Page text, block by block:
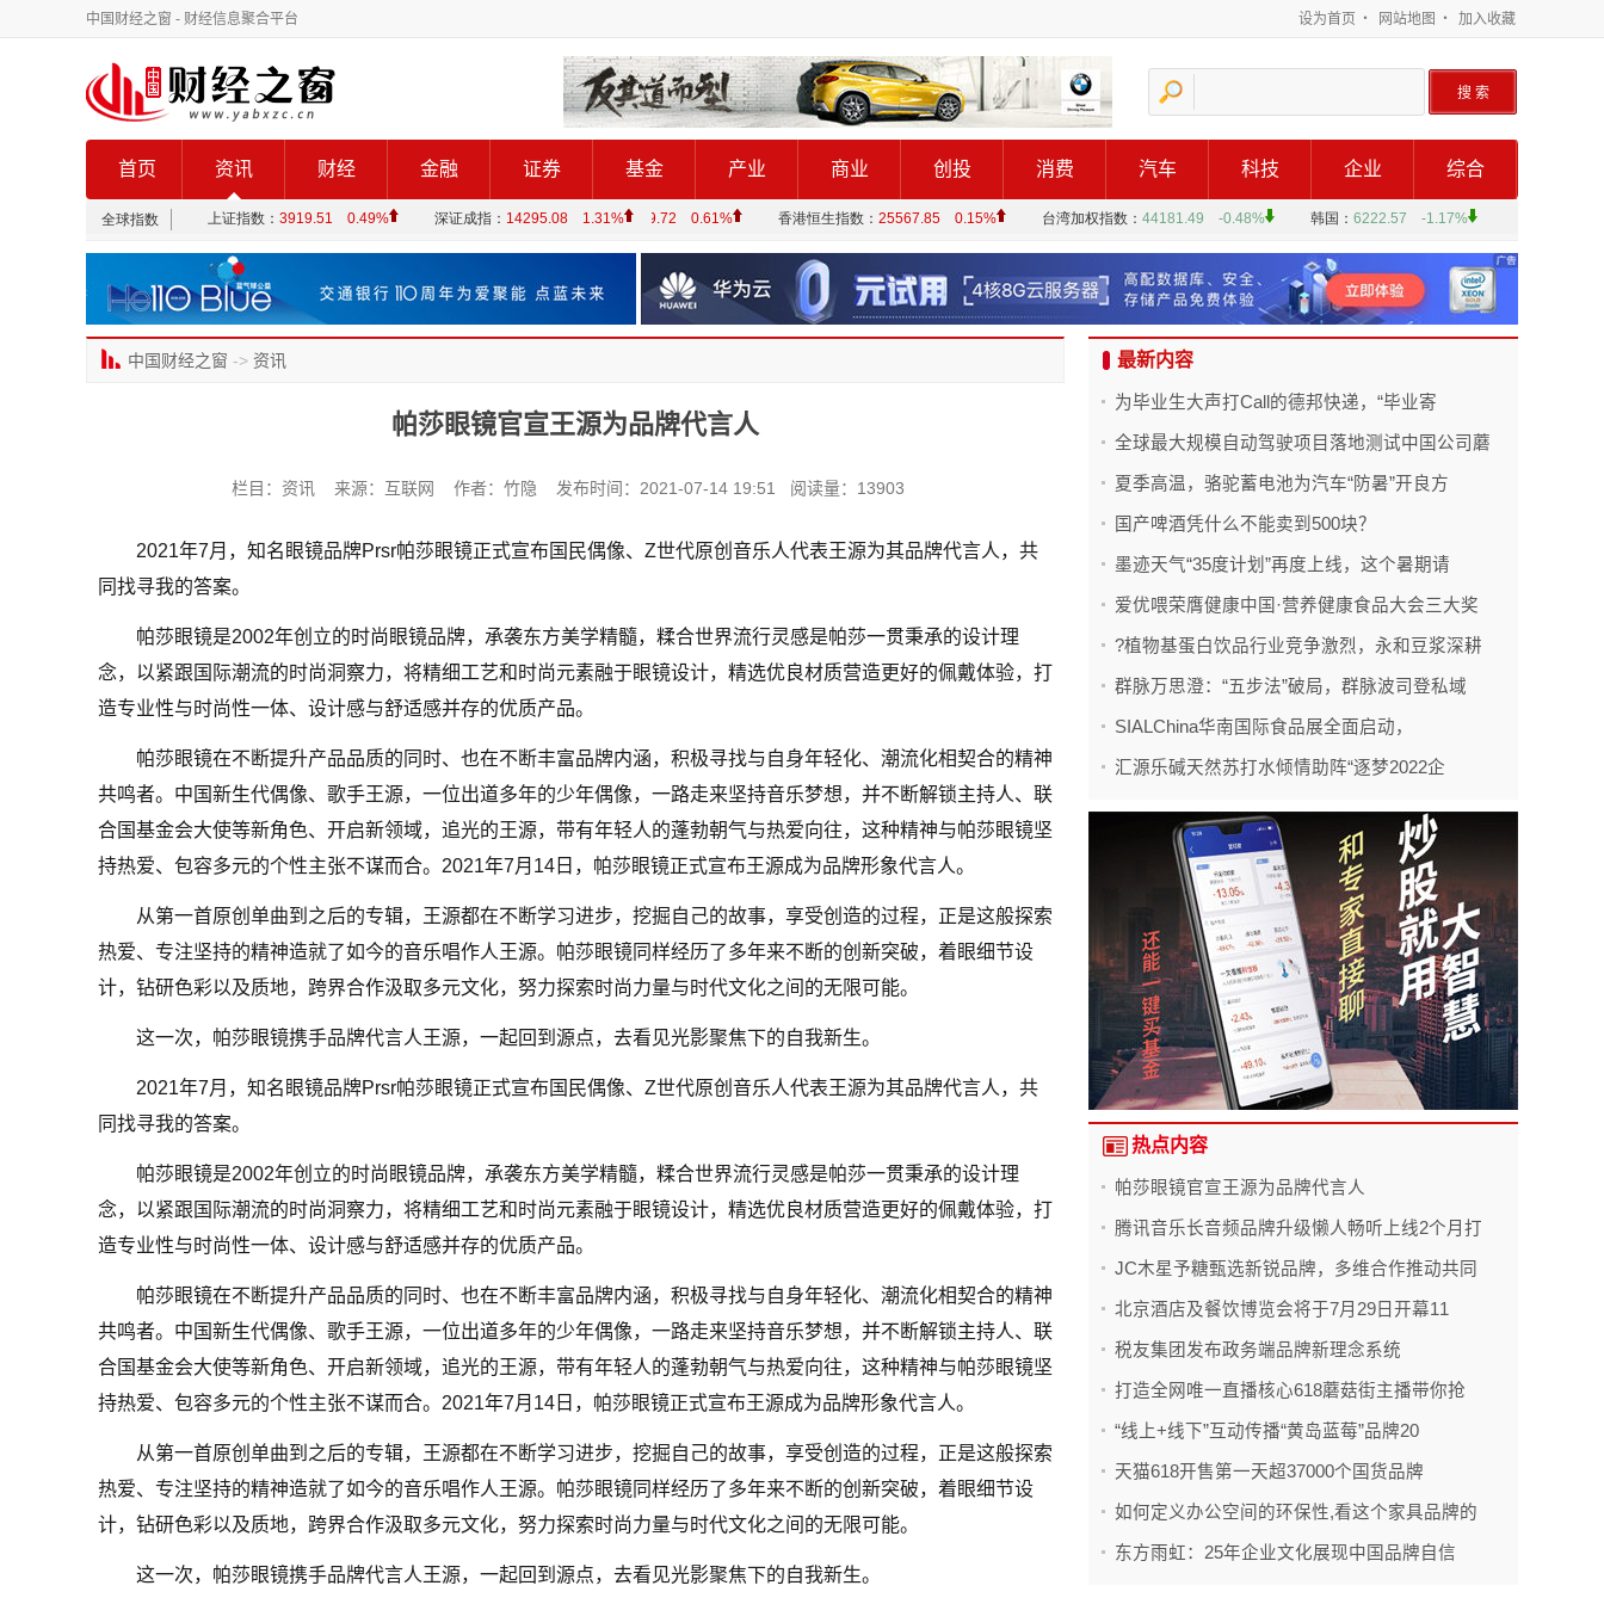
中国财经之窗 - 财经信息聚合平台 设为首页 ・ 网站地图 ・ 加入收藏
首页 资讯 财经 金融 证券 基金 产业 商业 创投 消费 汽车 科技 企业 综合
中国财经之窗 -> 资讯
帕莎眼镜官宣王源为品牌代言人
栏目：资讯 来源：互联网 作者：竹隐 发布时间：2021-07-14 19:51 阅读量：13903
2021年7月，知名眼镜品牌Prsr帕莎眼镜正式宣布国民偶像、Z世代原创音乐人代表王源为其品牌代言人，共
同找寻我的答案。
帕莎眼镜是2002年创立的时尚眼镜品牌，承袭东方美学精髓，糅合世界流行灵感是帕莎一贯秉承的设计理
念，以紧跟国际潮流的时尚洞察力，将精细工艺和时尚元素融于眼镜设计，精选优良材质营造更好的佩戴体验，打
造专业性与时尚性一体、设计感与舒适感并存的优质产品。
帕莎眼镜在不断提升产品品质的同时、也在不断丰富品牌内涵，积极寻找与自身年轻化、潮流化相契合的精神
共鸣者。中国新生代偶像、歌手王源，一位出道多年的少年偶像，一路走来坚持音乐梦想，并不断解锁主持人、联
合国基金会大使等新角色、开启新领域，追光的王源，带有年轻人的蓬勃朝气与热爱向往，这种精神与帕莎眼镜坚
持热爱、包容多元的个性主张不谋而合。2021年7月14日，帕莎眼镜正式宣布王源成为品牌形象代言人。
从第一首原创单曲到之后的专辑，王源都在不断学习进步，挖掘自己的故事，享受创造的过程，正是这般探索
热爱、专注坚持的精神造就了如今的音乐唱作人王源。帕莎眼镜同样经历了多年来不断的创新突破，着眼细节设
计，钻研色彩以及质地，跨界合作汲取多元文化，努力探索时尚力量与时代文化之间的无限可能。
这一次，帕莎眼镜携手品牌代言人王源，一起回到源点，去看见光影聚焦下的自我新生。
2021年7月，知名眼镜品牌Prsr帕莎眼镜正式宣布国民偶像、Z世代原创音乐人代表王源为其品牌代言人，共
同找寻我的答案。
帕莎眼镜是2002年创立的时尚眼镜品牌，承袭东方美学精髓，糅合世界流行灵感是帕莎一贯秉承的设计理
念，以紧跟国际潮流的时尚洞察力，将精细工艺和时尚元素融于眼镜设计，精选优良材质营造更好的佩戴体验，打
造专业性与时尚性一体、设计感与舒适感并存的优质产品。
帕莎眼镜在不断提升产品品质的同时、也在不断丰富品牌内涵，积极寻找与自身年轻化、潮流化相契合的精神
共鸣者。中国新生代偶像、歌手王源，一位出道多年的少年偶像，一路走来坚持音乐梦想，并不断解锁主持人、联
合国基金会大使等新角色、开启新领域，追光的王源，带有年轻人的蓬勃朝气与热爱向往，这种精神与帕莎眼镜坚
持热爱、包容多元的个性主张不谋而合。2021年7月14日，帕莎眼镜正式宣布王源成为品牌形象代言人。
从第一首原创单曲到之后的专辑，王源都在不断学习进步，挖掘自己的故事，享受创造的过程，正是这般探索
热爱、专注坚持的精神造就了如今的音乐唱作人王源。帕莎眼镜同样经历了多年来不断的创新突破，着眼细节设
计，钻研色彩以及质地，跨界合作汲取多元文化，努力探索时尚力量与时代文化之间的无限可能。
这一次，帕莎眼镜携手品牌代言人王源，一起回到源点，去看见光影聚焦下的自我新生。
最新内容
为毕业生大声打Call的德邦快递，“毕业寄
全球最大规模自动驾驶项目落地测试中国公司蘑
夏季高温，骆驼蓄电池为汽车“防暑”开良方
国产啤酒凭什么不能卖到500块？
墨迹天气“35度计划”再度上线，这个暑期请
爱优喂荣膺健康中国·营养健康食品大会三大奖
?植物基蛋白饮品行业竞争激烈，永和豆浆深耕
群脉万思澄：“五步法”破局，群脉波司登私域
SIALChina华南国际食品展全面启动，
汇源乐碱天然苏打水倾情助阵“逐梦2022企
热点内容
帕莎眼镜官宣王源为品牌代言人
腾讯音乐长音频品牌升级懒人畅听上线2个月打
JC木星予糖甄选新锐品牌，多维合作推动共同
北京酒店及餐饮博览会将于7月29日开幕11
税友集团发布政务端品牌新理念系统
打造全网唯一直播核心618蘑菇街主播带你抢
“线上+线下”互动传播“黄岛蓝莓”品牌20
天猫618开售第一天超37000个国货品牌
如何定义办公空间的环保性,看这个家具品牌的
东方雨虹：25年企业文化展现中国品牌自信